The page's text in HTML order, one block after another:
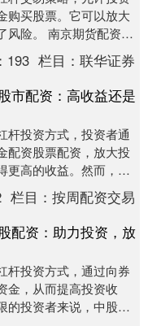
购买股票。它可以放大
风险。 南京期货配资提
杠杆，让您以小博大，
193 栏目：联华证券
市配资：高收益还是
杆投资方式，投资者通
配资股票配资，放大投
更高的收益。然而，配
风险。 期货配资的核心
栏目：按周配资交易
配资：助力投资，放
杆投资方式，通过向券
金，从而提高投资收
的投资者来说，中股配